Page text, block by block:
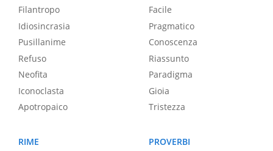
Filantropo
Idiosincrasia
Pusillanime
Refuso
Neofita
Iconoclasta
Apotropaico
Facile
Pragmatico
Conoscenza
Riassunto
Paradigma
Gioia
Tristezza
RIME
PROVERBI